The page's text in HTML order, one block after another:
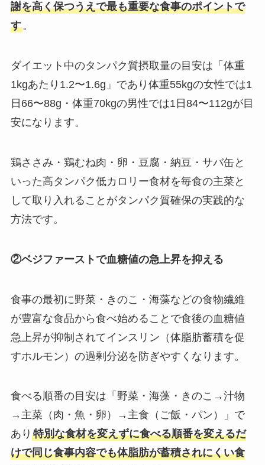
謝を高く保つうえで最も重要な食事のポイントで
す。
ダイエット中のタンパク質摂取量の目安は「体重
1kgあたり1.2〜1.6g」であり体重55kgの女性では1
日66〜88g・体重70kgの男性では1日84〜112gが目
安になります。
鶏ささみ・鶏むね肉・卵・豆腐・納豆・サバ缶と
いった高タンパク低カロリー食材を毎食の主菜と
して取り入れることがタンパク質確保の実践的な
方法です。
②ベジファーストで血糖値の急上昇を抑える
食事の最初に野菜・きのこ・海藻などの食物繊維
が豊富な食品から食べ始めることで食後の血糖値
急上昇が抑制されてインスリン（体脂肪蓄積を促
すホルモン）の過剰分泌を防ぎやすくなります。
食べる順番の目安は「野菜・海藻・きのこ→汁物
→主菜（肉・魚・卵）→主食（ご飯・パン）」で
あり 特別な食材を変えずに食べる順番を変えるだ
けで同じ食事内容でも体脂肪が蓄積されにくい食